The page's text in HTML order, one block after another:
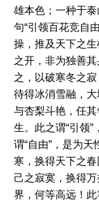
雄本色；一种于
句“引领百花竞自
操，推及天下之
之开，非为独善
之，以破寒冬之
待得冰消雪融，
与杏梨斗艳，任
生。此之谓“引领
谓“自由”，是为
寒，换得天下之
己之寂寞，换得
界，何等高远！此